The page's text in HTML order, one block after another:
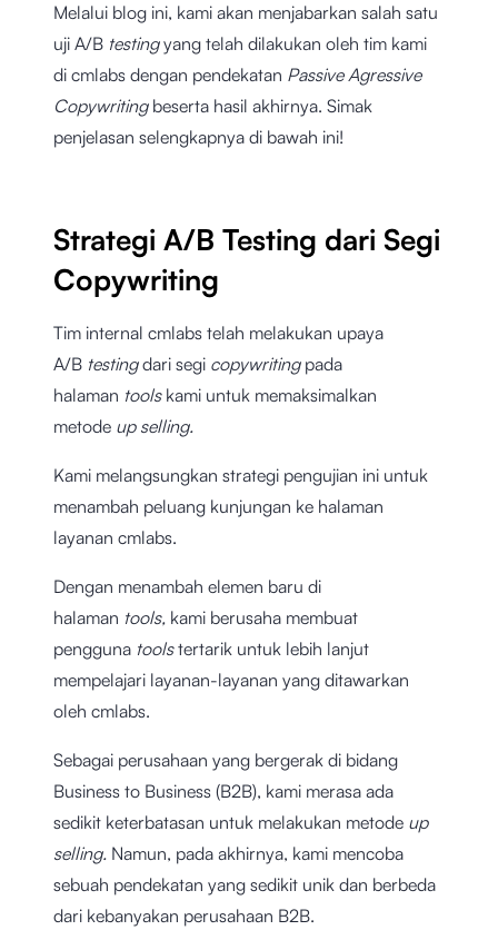
Melalui blog ini, kami akan menjabarkan salah satu
uji A/B testingyang telah dilakukan oleh tim kami
di cmlabs dengan pendekatan Passive Agressive
Copywritingbeserta hasil akhirnya. Simak
penjelasan selengkapnya di bawah ini!
Strategi A/B Testing dari Segi
Copywriting
Tim internal cmlabs telah melakukan upaya
A/B testingdari segi copywriting pada
halaman tools kami untuk memaksimalkan
metode up selling.
Kami melangsungkan strategi pengujian ini untuk
menambah peluang kunjungan ke halaman
layanan cmlabs.
Dengan menambah elemen baru di
halaman tools, kami berusaha membuat
pengguna toolstertarik untuk lebih lanjut
mempelajari layanan-layanan yang ditawarkan
oleh cmlabs.
Sebagai perusahaan yang bergerak di bidang
Business to Business (B2B), kami merasa ada
sedikit keterbatasan untuk melakukan metode up
selling. Namun, pada akhirnya, kami mencoba
sebuah pendekatan yang sedikit unik dan berbeda
dari kebanyakan perusahaan B2B.